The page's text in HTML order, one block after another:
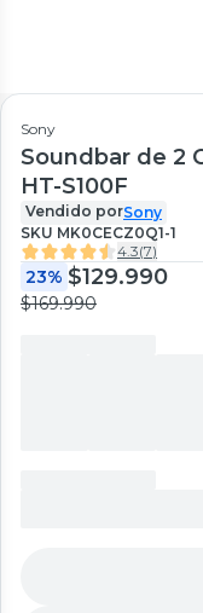
Sony
Soundbar de 2
HT-S100F
Vendido porSony
SKU MK0CECZ0Q1-1
4.3(7)
23% $129.990
$169.990